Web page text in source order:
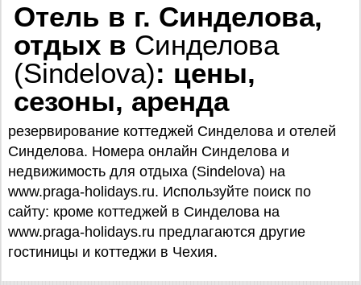
Отель в г. Синделова,
отдых в Синделова
(Sindelova): цены,
сезоны, аренда
резервирование коттеджей Синделова и отелей
Синделова. Номера онлайн Синделова и
недвижимость для отдыха (Sindelova) на
www.praga-holidays.ru. Используйте поиск по
сайту: кроме коттеджей в Синделова на
www.praga-holidays.ru предлагаются другие
гостиницы и коттеджи в Чехия.